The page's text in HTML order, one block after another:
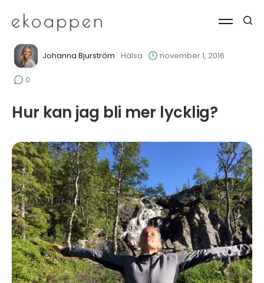
Johanna Bjurström Hälsa november 1, 2016
0
Hur kan jag bli mer lycklig?